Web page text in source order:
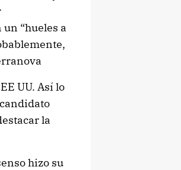
“hueles a
UU. Así lo
la
hizo su